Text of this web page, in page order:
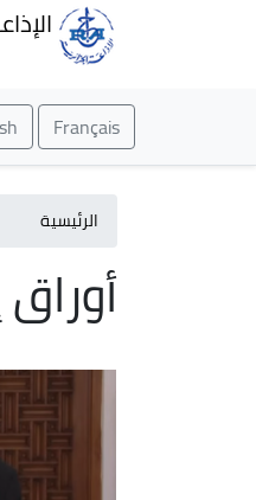
Français
الرئيسية